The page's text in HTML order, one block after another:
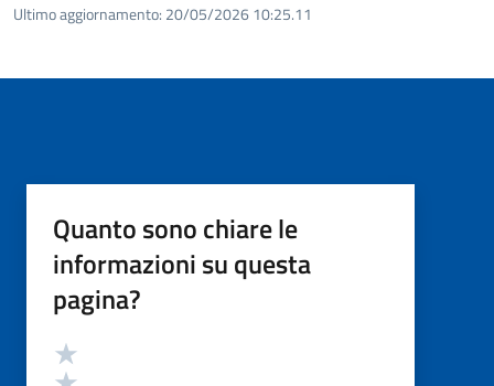
Ultimo aggiornamento: 20/05/2026 10:25.11
Quanto sono chiare le
informazioni su questa
pagina?
Valutazione